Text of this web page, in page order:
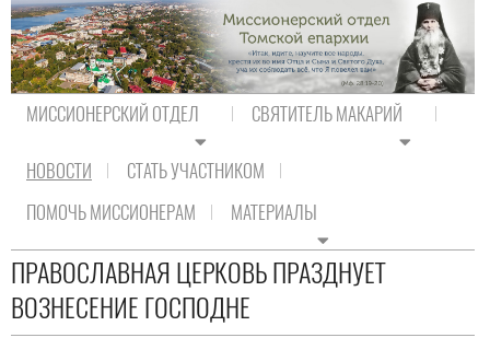
МИССИОНЕРСКИЙ ОТДЕЛ СВЯТИТЕЛЬ МАКАРИЙ
НОВОСТИ
СТАТЬ УЧАСТНИКОМ
ПОМОЧЬ МИССИОНЕРАМ
МАТЕРИАЛЫ
Новости епархии
ПРАВОСЛАВНАЯ ЦЕРКОВЬ ПРАЗДНУЕТ
ВОЗНЕСЕНИЕ ГОСПОДНЕ